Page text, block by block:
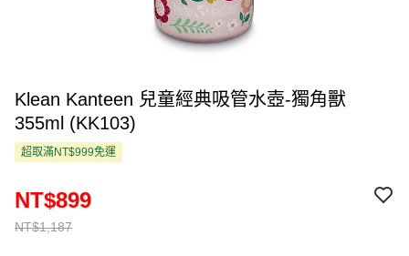
Klean Kanteen 兒童經典吸管水壺-獨角獸
355ml (KK103)
超取滿NT$999免運
NT$1,187
NT$899